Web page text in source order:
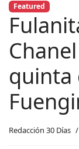
Featured
quinta
Redacción 30 Días